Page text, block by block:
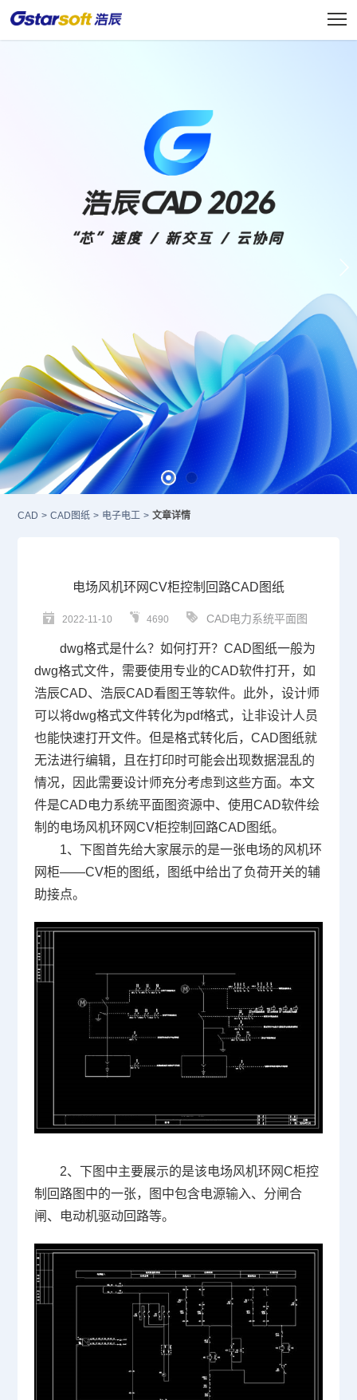
CAD > CAD图纸 > 电子电工 > 文章详情
电场风机环网CV柜控制回路CAD图纸
2022-11-10 4690 CAD电力系统平面图
dwg格式是什么？如何打开？ CAD图纸一般为
dwg格式文件，需要使用专业的CAD软件打开，如
浩辰CAD、浩辰CAD看图王等软件。此外，设计师
可以将dwg格式文件转化为pdf格式，让非设计人员
也能快速打开文件。但是格式转化后，CAD图纸就
无法进行编辑，且在打印时可能会出现数据混乱的
情况，因此需要设计师充分考虑到这些方面。本文
件是CAD电力系统平面图资源中、使用CAD软件绘
制的电场风机环网CV柜控制回路CAD图纸。
1、下图首先给大家展示的是一张电场的风机环
网柜——CV柜的图纸，图纸中给出了负荷开关的辅
助接点。
2、下图中主要展示的是该电场风机环网C柜控
制回路图中的一张，图中包含电源输入、分闸合
闸、电动机驱动回路等。